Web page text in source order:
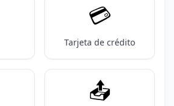
💳️
Tarjeta de crédito
📤️